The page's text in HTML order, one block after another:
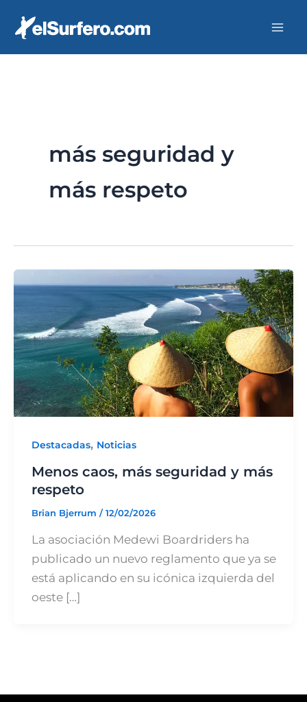
más seguridad y
más respeto
Destacadas, Noticias
Menos caos, más seguridad y más
respeto
Brian Bjerrum /12/02/2026
La asociación Medewi Boardriders ha
publicado un nuevo reglamento que ya se
está aplicando en su icónica izquierda del
oeste […]